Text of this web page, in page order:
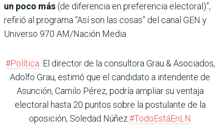
un poco más(de diferencia en preferencia electoral)”,
refirió al programa “Así son las cosas” del canal GEN y
Universo 970 AM/Nación Media.
#Política . El director de la consultora Grau & Asociados,
Adolfo Grau, estimó que el candidato a intendente de
Asunción, Camilo Pérez, podría ampliar su ventaja
electoral hasta 20 puntos sobre la postulante de la
oposición, Soledad Núñez.#TodoEstáEnLN